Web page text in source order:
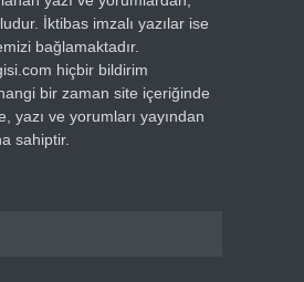
İktibas imzalı yazılar ise
bağlamaktadır.
hiçbir bildirim
bir zaman site içeriğinde
yazı ve yorumları yayından
sahiptir.